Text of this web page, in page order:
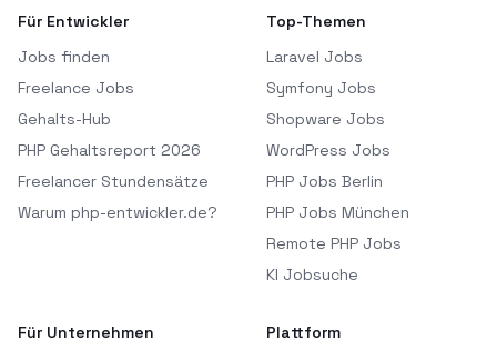
Für Entwickler
Jobs finden
Freelance Jobs
Gehalts-Hub
PHP Gehaltsreport 2026
Freelancer Stundensätze
Warum php-entwickler.de?
Top-Themen
Laravel Jobs
Symfony Jobs
Shopware Jobs
WordPress Jobs
PHP Jobs Berlin
PHP Jobs München
Remote PHP Jobs
KI Jobsuche
Für Unternehmen
Plattform